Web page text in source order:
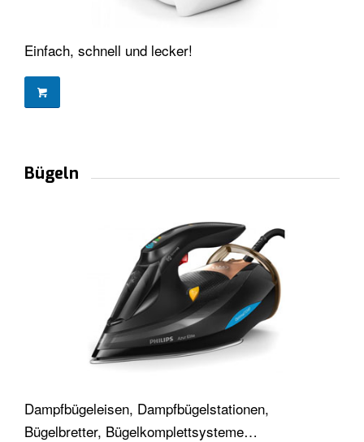
Einfach, schnell und lecker!
Bügeln
Dampfbügeleisen, Dampfbügelstationen,
Bügelbretter, Bügelkomplettsysteme…